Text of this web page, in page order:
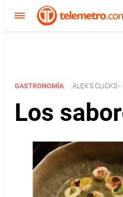
GASTRONOMÍA ALEX'S CLICKS-
Los